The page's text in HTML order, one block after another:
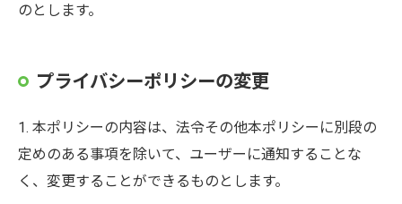
のとします。
プライバシーポリシーの変更
1. 本ポリシーの内容は、法令その他本ポリシーに別段の
定めのある事項を除いて、ユーザーに通知することな
く、変更することができるものとします。